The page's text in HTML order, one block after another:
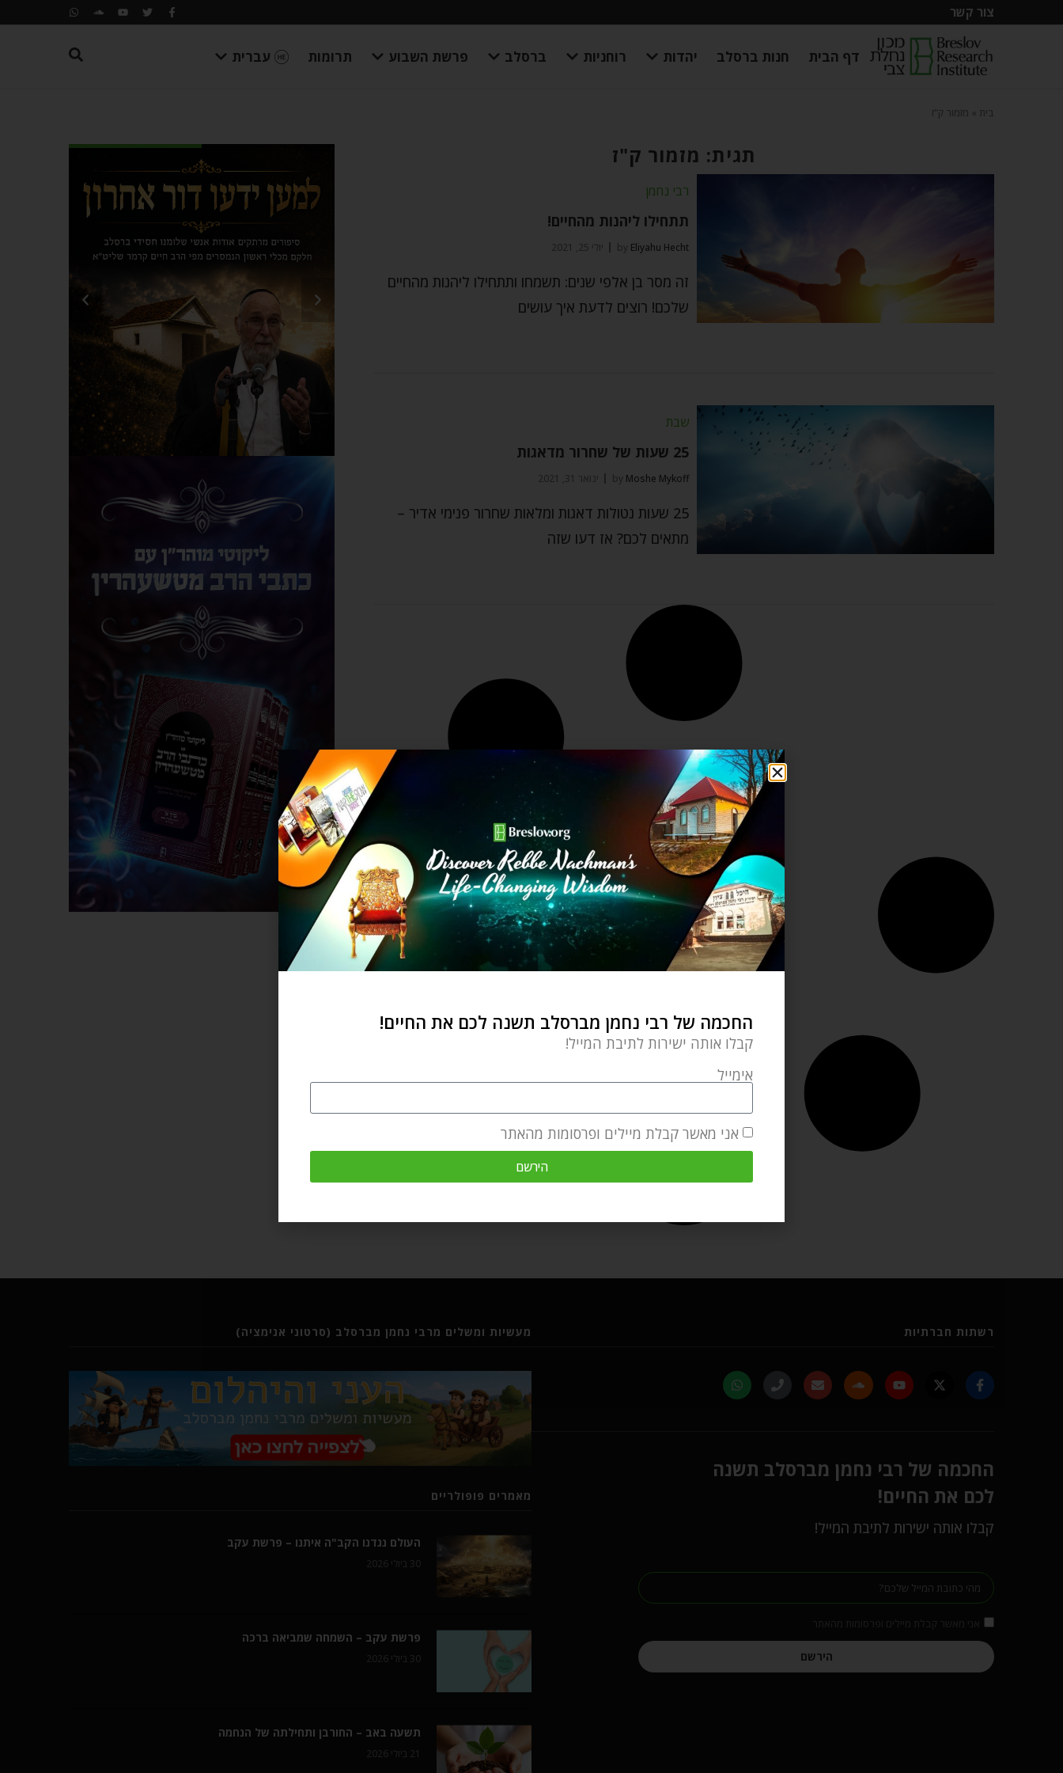
צור קשר
דף הבית חנות ברסלב יהדות רוחניות ברסלב פרשת השבוע תרומות עברית
בית מזמור ק"ז
תגית: מזמור ק"ז
רבי נחמן
תתחילו ליהנות מהחיים!
by Eliyahu Hecht יולי 25, 2021
זה מסר בן אלפי שנים: תשמחו ותתחילו ליהנות מהחיים
שלכם! רוצים לדעת איך עושים
שבת
25 שעות של שחרור מדאגות
by Moshe Mykoff ינואר 31, 2021
25 שעות נטולות דאגות ומלאות שחרור פנימי אדיר –
מתאים לכם? אז דעו שזה
רשתות חברתיות
החכמה של רבי נחמן מברסלב תשנה
לכם את החיים!
קבלו אותה ישירות לתיבת המייל!
הירשם
מעשיות ומשלים מרבי נחמן מברסלב (סרטוני אנימציה)
מאמרים פופולריים
העולם נגדנו הקב"ה איתנו – פרשת עקב
פרשת עקב – השמחה שמביאה ברכה
תשעה באב – החורבן ותחילתה של הנחמה
החכמה של רבי נחמן מברסלב תשנה לכם את החיים!
קבלו אותה ישירות לתיבת המייל!
אימייל
אני מאשר קבלת מיילים ופרסומות מהאתר
הירשם